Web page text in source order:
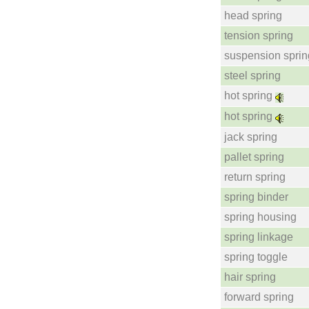
head spring
tension spring
suspension
steel spring
hot spring
hot spring
jack spring
pallet spring
return spring
spring binder
spring housing
spring linkage
spring toggle
hair spring
forward spring